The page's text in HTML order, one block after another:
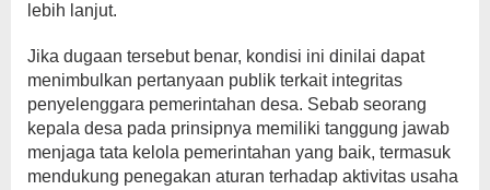
lebih lanjut.
Jika dugaan tersebut benar, kondisi ini dinilai dapat
menimbulkan pertanyaan publik terkait integritas
penyelenggara pemerintahan desa. Sebab seorang
kepala desa pada prinsipnya memiliki tanggung jawab
menjaga tata kelola pemerintahan yang baik, termasuk
mendukung penegakan aturan terhadap aktivitas usaha